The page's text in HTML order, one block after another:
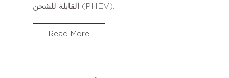
القابلة للشحن (PHEV).
Read More